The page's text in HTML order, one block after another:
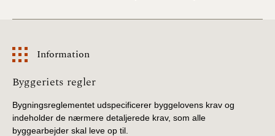
Information
Information
Byggeriets regler
Bygningsreglementet udspecificerer byggelovens krav og
indeholder de nærmere detaljerede krav, som alle
byggearbejder skal leve op til.